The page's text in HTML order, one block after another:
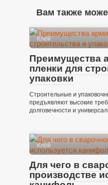
Вам также
Клей
Преимущества
пленки для
упаковки
Строительные и
предъявляют высокие
долговечности и
Клей
Для чего в
производстве